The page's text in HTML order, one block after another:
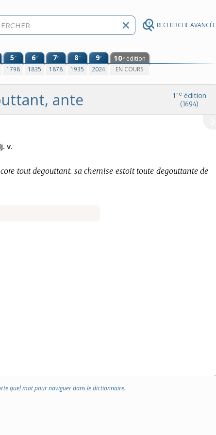
RECHERCHE AVANCÉE
5e
1798
6e
1835
7e
1878
8e
1935
9e
2024
10e édition
EN COURS
1 re édition
(1694)
ante
v.
tout degouttant. sa chemise estoit toute degouttante de
quel mot pour naviguer dans le dictionnaire.